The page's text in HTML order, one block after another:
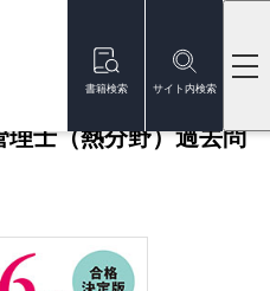
書籍検索 サイト内検索
士（熱分野）過去問